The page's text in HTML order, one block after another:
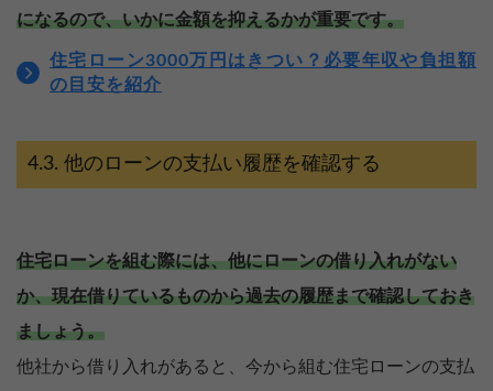
になるので、いかに金額を抑えるかが重要です。
住宅ローン3000万円はきつい？必要年収や負担額
の目安を紹介
他のローンの支払い履歴を確認する
住宅ローンを組む際には、他にローンの借り入れがない
か、現在借りているものから過去の履歴まで確認しておき
ましょう。
他社から借り入れがあると、今から組む住宅ローンの支払